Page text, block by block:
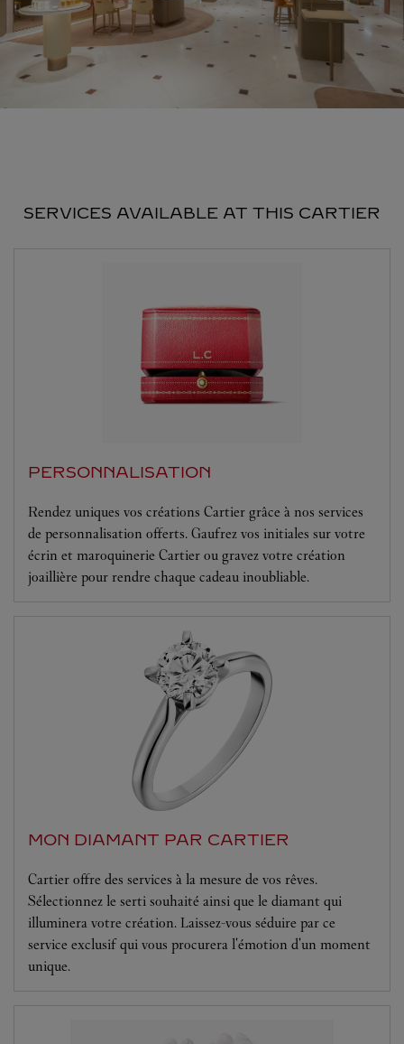
SERVICES AVAILABLE AT THIS CARTIER
PERSONNALISATION
Rendez uniques vos créations Cartier grâce à nos services
de personnalisation offerts. Gaufrez vos initiales sur votre
écrin et maroquinerie Cartier ou gravez votre création
joaillière pour rendre chaque cadeau inoubliable.
MON DIAMANT PAR CARTIER
Cartier offre des services à la mesure de vos rêves.
Sélectionnez le serti souhaité ainsi que le diamant qui
illuminera votre création. Laissez-vous séduire par ce
service exclusif qui vous procurera l'émotion d'un moment
unique.